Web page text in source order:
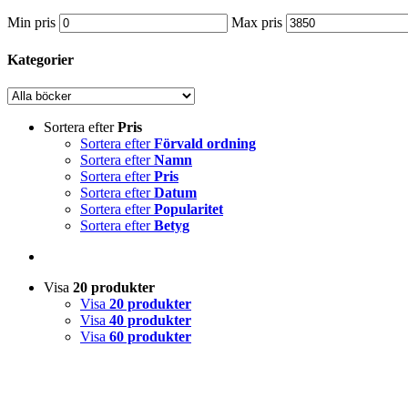
Min pris Max pris
Kategorier
Sortera efterPris
Sortera efterFörvald ordning
Sortera efterNamn
Sortera efterPris
Sortera efterDatum
Sortera efterPopularitet
Sortera efterBetyg
Visa 20 produkter
Visa 20 produkter
Visa 40 produkter
Visa 60 produkter